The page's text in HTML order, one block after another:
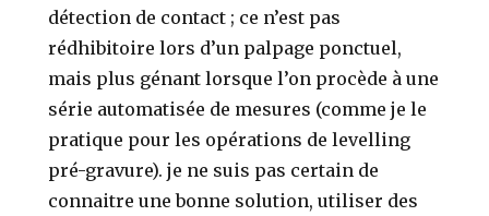
détection de contact ; ce n’est pas
rédhibitoire lors d’un palpage ponctuel,
mais plus génant lorsque l’on procède à une
série automatisée de mesures (comme je le
pratique pour les opérations de levelling
pré-gravure). je ne suis pas certain de
connaitre une bonne solution, utiliser des